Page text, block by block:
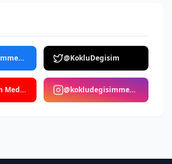
@Kokludegisimmedya @KokluDegisim
Köklü Değişim Medya @kokludegisimmedya